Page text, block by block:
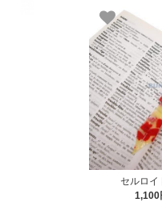
セルロ
1,100